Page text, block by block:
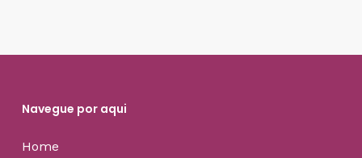
Navegue por aqui
Home